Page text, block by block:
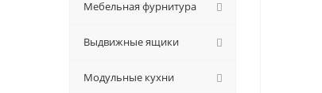
Мебельная фурнитура
Выдвижные ящики
Модульные кухни